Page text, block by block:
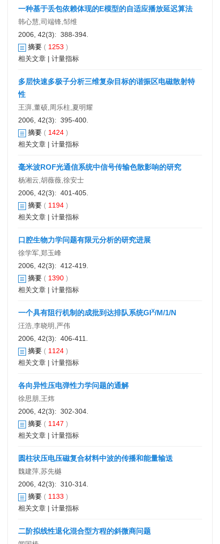
一种基于丢包依赖体现的E模型的自适应播放延迟算法
韩心慧,司端锋,邹维
2006, 42(3): 388-394.
摘要 ( 1253 )
相关文章 | 计量指标
多层快速多极子分析三维复杂目标的谐振区电磁散射特
性
王湃,董硕,周乐柱,夏明耀
2006, 42(3): 395-400.
摘要 ( 1424 )
相关文章 | 计量指标
毫米波ROF光通信系统中信号传输色散影响的研究
杨湘云,胡薇薇,徐安士
2006, 42(3): 401-405.
摘要 ( 1194 )
相关文章 | 计量指标
口腔生物力学问题有限元分析的研究进展
徐学军,郑玉峰
2006, 42(3): 412-419.
摘要 ( 1390 )
相关文章 | 计量指标
一个具有阻行机制的成批到达排队系统GIX/M/1/N
汪浩,李晓明,严伟
2006, 42(3): 406-411.
摘要 ( 1124 )
相关文章 | 计量指标
各向异性压电弹性力学问题的通解
徐思朋,王炜
2006, 42(3): 302-304.
摘要 ( 1147 )
相关文章 | 计量指标
圆柱状压电压磁复合材料中波的传播和能量输送
魏建萍,苏先樾
2006, 42(3): 310-314.
摘要 ( 1133 )
相关文章 | 计量指标
二阶拟线性退化混合型方程的斜微商问题